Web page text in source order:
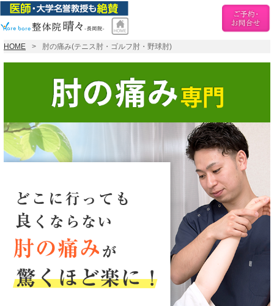
HOME 肘の痛み(テニス肘・ゴルフ肘・野球肘)